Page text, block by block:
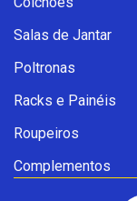
Salas de Jantar
Poltronas
Racks e Painéis
Roupeiros
Complementos